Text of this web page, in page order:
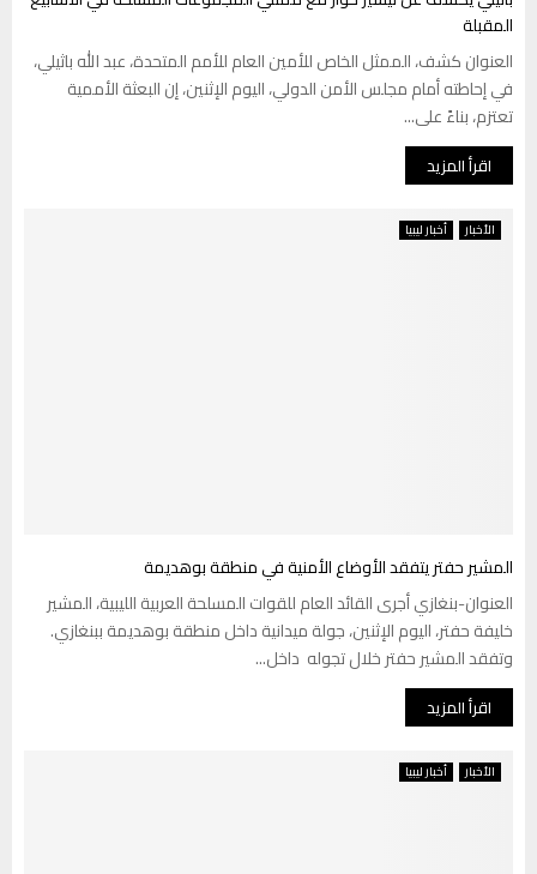
المقبلة
العنوان كشف، الممثل الخاص للأمين العام للأمم المتحدة، عبد الله باثيلي،
في إحاطته أمام مجلس الأمن الدولي، اليوم الإثنين، إن البعثة الأممية
تعتزم، بناءً على...
اقرأ المزيد
الأخبار أخبار ليبيا
المشير حفتر يتفقد الأوضاع الأمنية في منطقة بوهديمة
العنوان-بنغازي أجرى القائد العام للقوات المسلحة العربية الليبية، المشير
خليفة حفتر، اليوم الإثنين، جولة ميدانية داخل منطقة بوهديمة ببنغازي.
وتفقد المشير حفتر خلال تجوله داخل...
اقرأ المزيد
الأخبار أخبار ليبيا